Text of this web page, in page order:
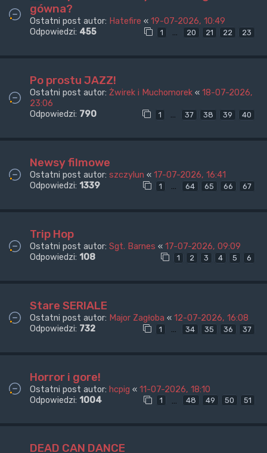
gówna?
Ostatni post autor: Hatefire « 19-07-2026, 10:49
Odpowiedzi: 455 1 … 20 21 22 23
Po prostu JAZZ!
Ostatni post autor: Żwirek i Muchomorek « 18-07-2026,
23:06
Odpowiedzi: 790 1 … 37 38 39 40
Newsy filmowe
Ostatni post autor: szczylun « 17-07-2026, 16:41
Odpowiedzi: 1339 1 … 64 65 66 67
Trip Hop
Ostatni post autor: Sgt. Barnes « 17-07-2026, 09:09
Odpowiedzi: 108 1 2 3 4 5 6
Stare SERIALE
Ostatni post autor: Major Zagłoba « 12-07-2026, 16:08
Odpowiedzi: 732 1 … 34 35 36 37
Horror i gore!
Ostatni post autor: hcpig « 11-07-2026, 18:10
Odpowiedzi: 1004 1 … 48 49 50 51
DEAD CAN DANCE